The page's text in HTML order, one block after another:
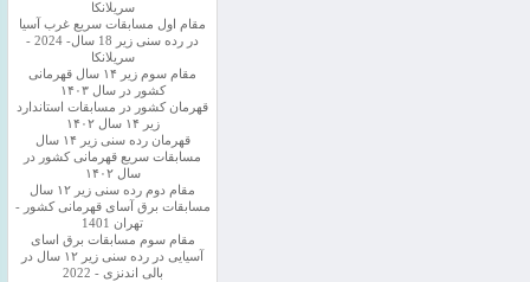
سریلانکا
مقام اول مسابقات سریع غرب آسیا
در رده سنی زیر 18 سال- 2024 -
سریلانکا
مقام سوم زیر ۱۴ سال قهرمانی
کشور در سال ۱۴۰۳
قهرمان کشور در مسابقات استاندارد
زیر ۱۴ سال ۱۴۰۲
قهرمان رده سنی زیر ۱۴ سال
مسابقات سریع قهرمانی کشور در
سال ۱۴۰۲
مقام دوم رده سنی زیر ۱۲ سال
مسابقات برق آسای قهرمانی کشور -
تهران 1401
مقام سوم مسابقات برق اسای
آسیایی در رده سنی زیر ۱۲ سال در
بالی اندنزی - 2022